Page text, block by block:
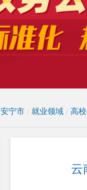
安宁市 / 就业领域 / 高
云